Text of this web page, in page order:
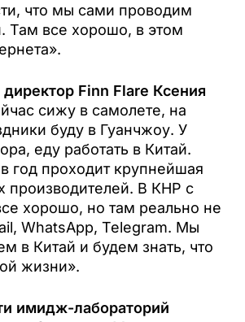
что мы сами проводим
Там все хорошо, в этом
Finn Flare Ксения
сижу в самолете, на
буду в Гуанчжоу. У
еду работать в Китай.
год проходит крупнейшая
производителей. В КНР с
хорошо, но там реально не
WhatsApp, Telegram. Мы
в Китай и будем знать, что
жизни».
имидж-лабораторий